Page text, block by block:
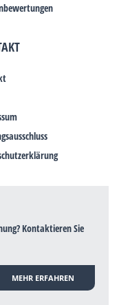
Kontaktieren Sie
MEHR ERFAHREN